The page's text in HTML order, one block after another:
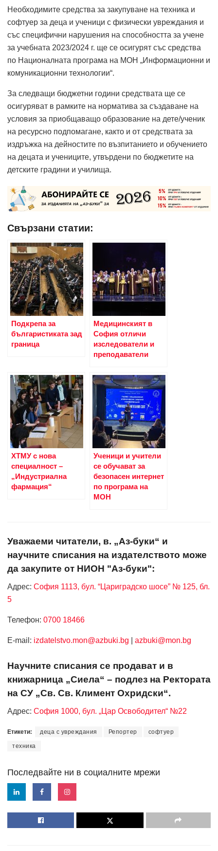
Необходимите средства за закупуване на техника и
софтуер за деца и ученици с физически увреждания и
със специфични нарушения на способността за учене
за учебната 2023/2024 г. ще се осигурят със средства
по Националната програма на МОН „Информационни и
комуникационни технологии“.
За следващи бюджетни години средствата ще се
осигуряват в рамките на норматива за създаване на
условия за приобщаващо образование на дете/ученик
на ресурсно подпомагане, както и от средствата за
издръжка на дейностите по възпитанието и обучението
на децата и учениците, утвърдени по бюджетите на
детските градини и училища.
Свързани статии:
Подкрепа за
българистиката зад
граница
Медицинският в
София отличи
изследователи и
преподаватели
ХТМУ с нова
специалност –
„Индустриална
фармация“
Ученици и учители
се обучават за
безопасен интернет
по програма на
МОН
Уважаеми читатели, в. „Аз-буки“ и
научните списания на издателството може
да закупите от НИОН "Аз-буки":
Адрес: София 1113, бул. “Цариградско шосе” № 125, бл.
5
Телефон: 0700 18466
Е-mail: izdatelstvo.mon@azbuki.bg azbuki@mon.bg
Научните списания се продават и в
книжарница „Сиела“ – подлез на Ректората
на СУ „Св. Св. Климент Охридски“.
Адрес: София 1000, бул. „Цар Освободител“ №22
Етикети: деца с увреждания Репортер софтуер
техника
Последвайте ни в социалните мрежи